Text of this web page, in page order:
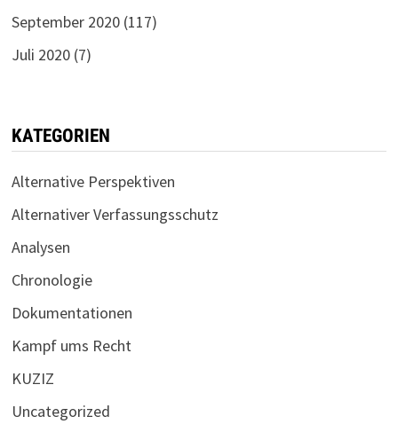
September 2020(117)
Juli 2020(7)
KATEGORIEN
Alternative Perspektiven
Alternativer Verfassungsschutz
Analysen
Chronologie
Dokumentationen
Kampf ums Recht
KUZIZ
Uncategorized